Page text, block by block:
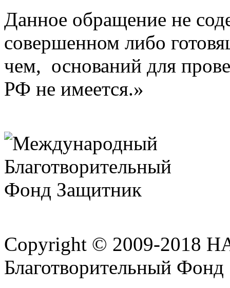
Данное обращение не
совершенном либо
чем, оснований для
РФ не имеется.»
Copyright © 2009-2018
Благотворительный